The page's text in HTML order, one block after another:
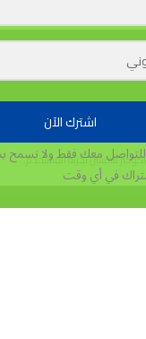
لتحسين تجربة المستخدم.
اشترك الآن
معك فقط ولا نسمح
في أي وقت